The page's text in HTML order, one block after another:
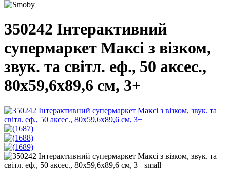
350242 Інтерактивний
супермаркет Максі з візком,
звук. та світл. еф., 50 аксес.,
80х59,6х89,6 см, 3+